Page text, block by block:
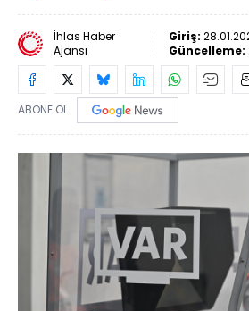
İhlas Haber
Ajansı
Giriş:
Güncelleme:
ABONE OL